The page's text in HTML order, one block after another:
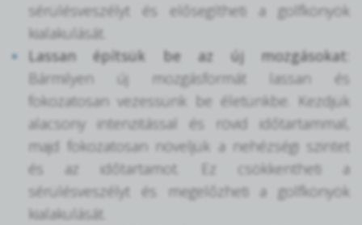
sérülésveszélyt és elősegítheti a golfkönyök
kialakulását.
Lassan építsük be az új mozgásokat:
Bármilyen új mozgásformát lassan és
fokozatosan vezessünk be életünkbe. Kezdjük
alacsony intenzitással és rövid időtartammal,
majd fokozatosan növeljük a nehézségi szintet
és az időtartamot. Ez csökkentheti a
sérülésveszélyt és megelőzheti a golfkönyök
kialakulását.